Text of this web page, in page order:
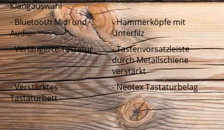
Klangauswahl
- Bluetooth Midi und
Audio
- Hammerköpfe mit
Unterfilz
- Verlängerte Tastatur
- Tastenvorsatzleiste
durch Metallschiene
verstärkt
-Verstärktes
Tastaturbett
- Neotex Tastaturbelag